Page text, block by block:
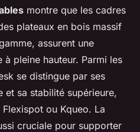
montre que les cadres
plateaux en bois massif
assurent une
pleine hauteur. Parmi les
se distingue par ses
et sa stabilité supérieure,
ou Kqueo. La
cruciale pour supporter